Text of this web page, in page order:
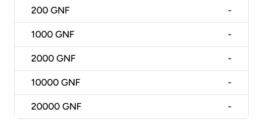
200 GNF -
1000 GNF -
2000 GNF -
10000 GNF -
20000 GNF -